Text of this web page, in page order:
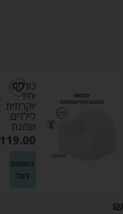
₪
כורסת
יחיד
יוקרתית
לילדים
שמנת
119.00
הוספה
לסל